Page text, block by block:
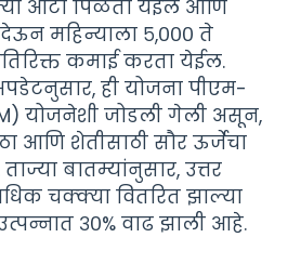
आटा पिळता येईल आणि
देऊन महिन्याला ५,००० ते
कमाई करता येईल.
ही योजना पीएम-
योजनेशी जोडली गेली असून,
आणि शेतीसाठी सौर ऊर्जेचा
बातम्यांनुसार, उत्तर
चक्क्या वितरित झाल्या
३०% वाढ झाली आहे.